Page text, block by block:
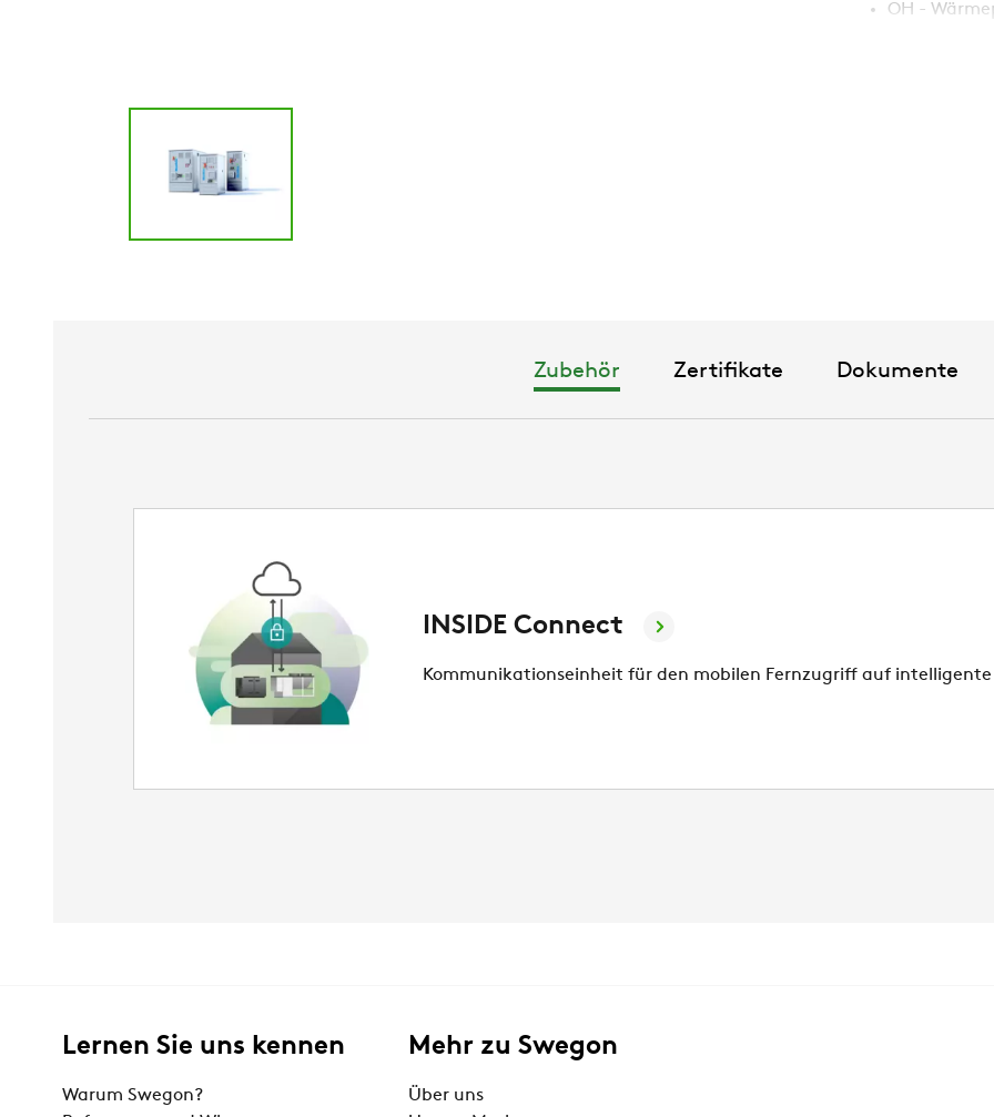
OH -
HP –
HPW -
Sehr leise
Eurovent
Zubehör Zertifikate Dokumente
INSIDE Connect
Kommunikationseinheit für den mobilen Fernzugriff auf intelligente
Lernen Sie uns kennen
Warum Swegon?
Mehr zu Swegon
Über uns